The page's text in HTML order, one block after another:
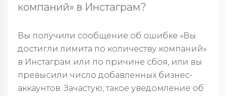
компаний» в Инстаграм?
Вы получили сообщение об ошибке «Вы
достигли лимита по количеству компаний»
в Инстаграм или по причине сбоя, или вы
превысили число добавленных бизнес-
аккаунтов. Зачастую, такое уведомление об